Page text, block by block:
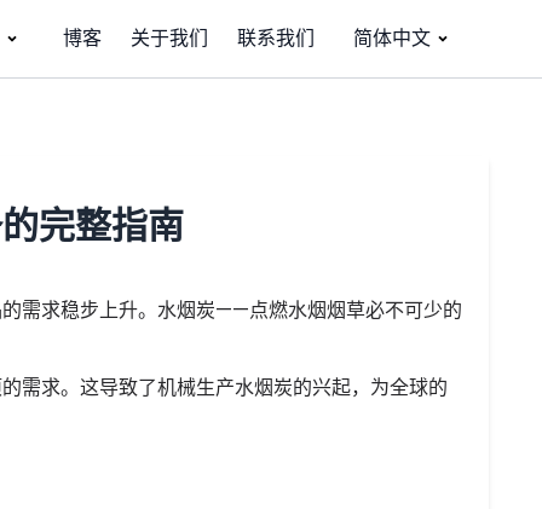
博客 关于我们 联系我们 简体中文
完整指南
需求稳步上升。水烟炭——点燃水烟烟草必不可少的
需求。这导致了机械生产水烟炭的兴起，为全球的